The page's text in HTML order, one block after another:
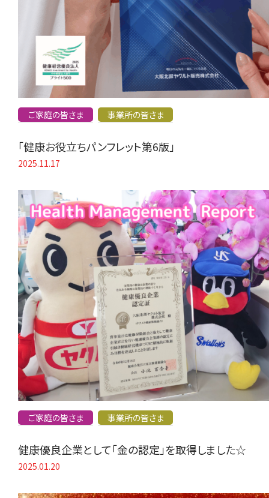
ご家庭の皆さま 事業所の皆さま
「健康お役立ちパンフレット第6版」
2025.11.17
ご家庭の皆さま 事業所の皆さま
健康優良企業として「金の認定」を取得しました☆
2025.01.20